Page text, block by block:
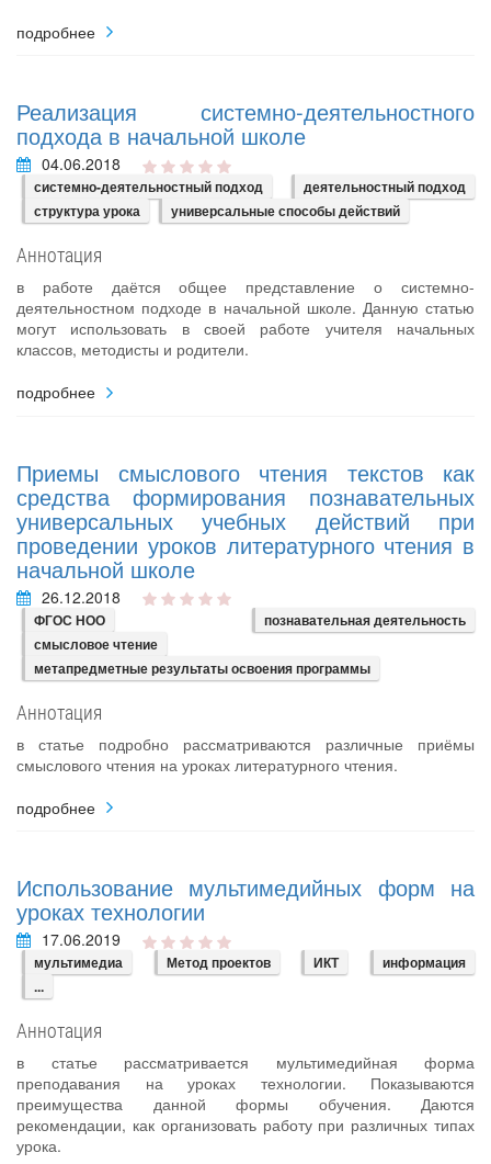
подробнее
Реализация системно-деятельностного
подхода в начальной школе
04.06.2018
системно-деятельностный подход
деятельностный подход
структура урока
универсальные способы действий
Аннотация
в работе даётся общее представление о системно-
деятельностном подходе в начальной школе. Данную статью
могут использовать в своей работе учителя начальных
классов, методисты и родители.
подробнее
Приемы смыслового чтения текстов как
средства формирования познавательных
универсальных учебных действий при
проведении уроков литературного чтения в
начальной школе
26.12.2018
ФГОС НОО
познавательная деятельность
смысловое чтение
метапредметные результаты освоения программы
Аннотация
в статье подробно рассматриваются различные приёмы
смыслового чтения на уроках литературного чтения.
подробнее
Использование мультимедийных форм на
уроках технологии
17.06.2019
мультимедиа Метод проектов ИКТ
информация
...
Аннотация
в статье рассматривается мультимедийная форма
преподавания на уроках технологии. Показываются
преимущества данной формы обучения. Даются
рекомендации, как организовать работу при различных типах
урока.